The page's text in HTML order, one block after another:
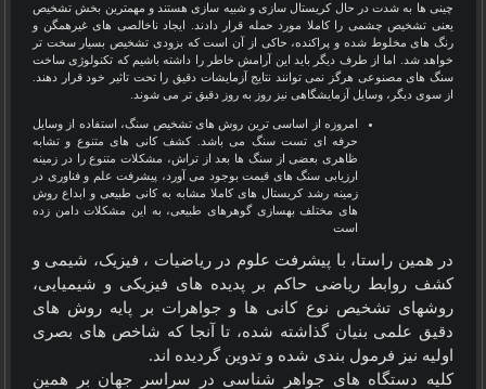
چینی ها به شدت در حال کریستال سازی و شبیه سازی هستند و مهمترین بخش تشخیص
یعنی تشخیص چشمی را کاملا مورد حمله قرار دادند. ایجاد ناخالصی های غیرهمگن و
رنگ های مخلوط شده و پراکنده، حاکی از آن است که بزودی تشخیص بسیار سخت تر
خواهد شد. اما از طرف دیگر باید این آرامش خاطر را داشته باشیم که تکنولوژی ساخت
سنگ های مصنوعی هرگز نمی توانند نتایج آزمایشات دقیق را تحت تاثیر خود قرار دهند.
از سوی دیگر، وسایل آزمایشگاهی نیز روز به روز دقیق تر می شوند
امروزه از اساسی ترین روش های تشخیص سنگ، استفاده از وسایل
حرفه ای تست سنگ می باشد. کشف کانی های متنوع و تشابه
ظاهری بعضی از سنگ ها بعد از تراش، مشکلات متنوع را در زمینه
ارزیابی سنگ های قیمت بوجود می آورد، پیشرفت علم و فناوری در
زمینه رشد کریستال های کاملا مشابه به کانی طبیعی و ابداع روش
های مختلف بهسازی گوهرهای طبیعی، به این مشکلات دامن زده
است
در همین راستا، با پیشرفت علوم در ریاضیات ، فیزیک، شیمی و
کشف روابط ریاضی حاکم بر پدیده های فیزیکی و شیمیایی،
روشهای تشخیص نوع کانی ها و جواهرات بر پایه روش های
دقیق علمی بنیان گذاشته شده، تا آنجا که شاخص های بصری
اولیه نیز فرمول بندی شده و تدوین گردیده اند.
کلیه دستگاه های جواهر شناسی در سراسر جهان بر همین